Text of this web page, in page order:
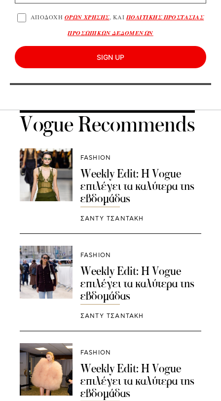
ΑΠΟΔΟΧΗ ΟΡΩΝ ΧΡΗΣΗΣ, ΚΑΙΠΟΛΙΤΙΚΗΣ ΠΡΟΣΤΑΣΙΑΣ
ΠΡΟΣΩΠΙΚΩΝ ΔΕΔΟΜΕΝΩΝ
SIGN UP
Vogue Recommends
FASHION
Weekly Edit: Η Vogue
επιλέγει τα καλύτερα της
εβδομάδας
ΣΑΝΤΥ ΤΣΑΝΤΑΚΗ
FASHION
Weekly Edit: Η Vogue
επιλέγει τα καλύτερα της
εβδομάδας
ΣΑΝΤΥ ΤΣΑΝΤΑΚΗ
FASHION
Weekly Edit: Η Vogue
επιλέγει τα καλύτερα της
εβδομάδας